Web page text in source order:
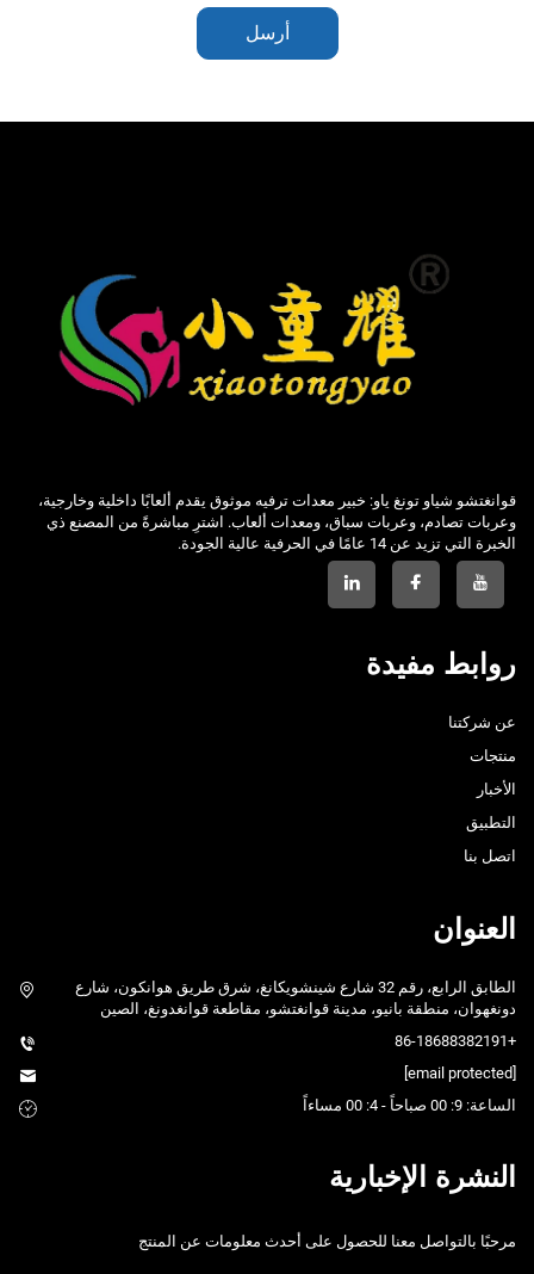
أرسل
قوانغتشو شياو تونغ ياو: خبير معدات ترفيه موثوق يقدم ألعابًا داخلية وخارجية،
وعربات تصادم، وعربات سباق، ومعدات ألعاب. اشترِ مباشرةً من المصنع ذي
الخبرة التي تزيد عن 14 عامًا في الحرفية عالية الجودة.
روابط مفيدة
عن شركتنا
منتجات
الأخبار
التطبيق
اتصل بنا
العنوان
الطابق الرابع، رقم 32 شارع شينشويكانغ، شرق طريق هوانكون، شارع
دونغهوان، منطقة بانيو، مدينة قوانغتشو، مقاطعة قوانغدونغ، الصين
+86-18688382191
الساعة: 9: 00 صباحاً - 4: 00 مساءاً
النشرة الإخبارية
مرحبًا بالتواصل معنا للحصول على أحدث معلومات عن المنتج